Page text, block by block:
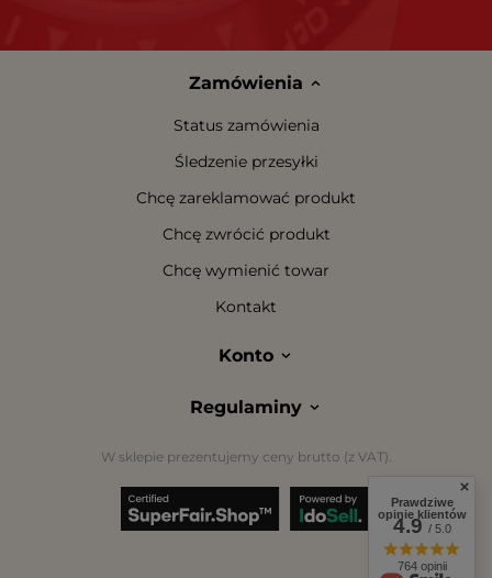
Zamówienia
Status zamówienia
Śledzenie przesyłki
Chcę zareklamować produkt
Chcę zwrócić produkt
Chcę wymienić towar
Kontakt
Konto
Regulaminy
W sklepie prezentujemy ceny brutto (z VAT).
Prawdziwe
opinie klientów
4.9/ 5.0
764 opinii